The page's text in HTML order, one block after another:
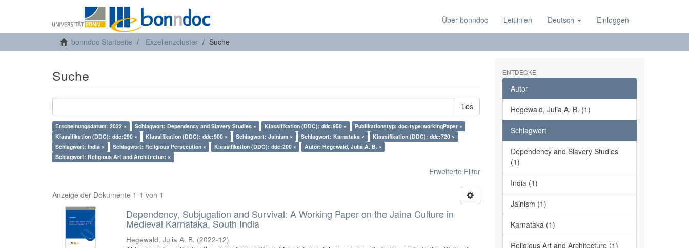
Über bonndoc Leitlinien Deutsch Einloggen
bonndoc Startseite Exzellenzcluster Suche
Suche
Los
Erscheinungsdatum: 2022 × Schlagwort: Dependency and Slavery Studies × Klassifikation (DDC): ddc:950 ×
Publikationstyp: doc-type:workingPaper ×
Klassifikation (DDC): ddc:290 ×
Klassifikation (DDC): ddc:900 × Schlagwort: Jainism × Schlagwort: Karnataka ×
Klassifikation (DDC): ddc:720 ×
Schlagwort: India ×
Schlagwort: Religious Persecution × Klassifikation (DDC): ddc:200 ×
Autor: Hegewald, Julia A. B. ×
Schlagwort: Religious Art and Architecture ×
Erweiterte Filter
Anzeige der Dokumente 1-1 von 1
Dependency, Subjugation and Survival: A Working Paper on the Jaina Culture in
Medieval Karnataka, South India
Hegewald, Julia A. B. (2022-12)
ENTDECKE
Autor
Hegewald, Julia A. B. (1)
Schlagwort
Dependency and Slavery Studies
(1)
India (1)
Jainism (1)
Karnataka (1)
Religious Art and Architecture (1)